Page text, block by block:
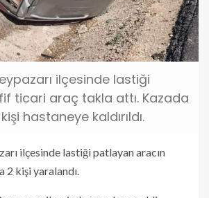
ilçesinde lastiği
ticari araç takla attı. Kazada
hastaneye kaldırıldı.
ilçesinde lastiği patlayan aracın
2 kişi yaralandı.